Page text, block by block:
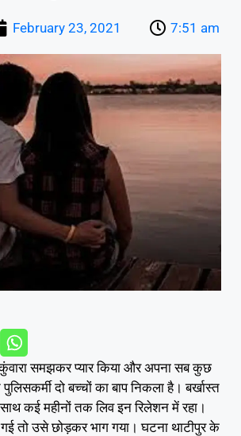
February 23, 2021 7:51 am
समझकर प्यार किया और अपना सब कुछ
पुलिसकर्मी दो बच्चों का बाप निकला है। बर्खास्त
कई महीनों तक लिव इन रिलेशन में रहा।
गई तो उसे छोड़कर भाग गया। घटना थाटीपुर के